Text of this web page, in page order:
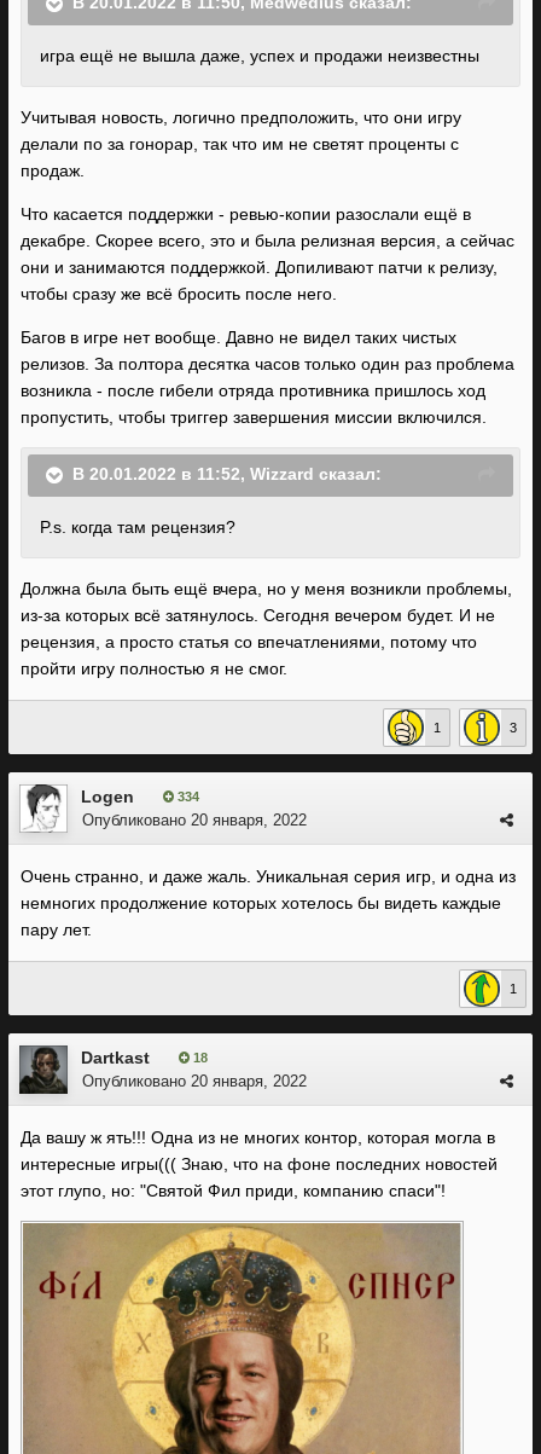
игра ещё не вышла даже, успех и продажи неизвестны
Учитывая новость, логично предположить, что они игру
делали по за гонорар, так что им не светят проценты с
продаж.
Что касается поддержки - ревью-копии разослали ещё в
декабре. Скорее всего, это и была релизная версия, а сейчас
они и занимаются поддержкой. Допиливают патчи к релизу,
чтобы сразу же всё бросить после него.
Багов в игре нет вообще. Давно не видел таких чистых
релизов. За полтора десятка часов только один раз проблема
возникла - после гибели отряда противника пришлось ход
пропустить, чтобы триггер завершения миссии включился.
В 20.01.2022 в 11:52, Wizzard сказал:
P.s. когда там рецензия?
Должна была быть ещё вчера, но у меня возникли проблемы,
из-за которых всё затянулось. Сегодня вечером будет. И не
рецензия, а просто статья со впечатлениями, потому что
пройти игру полностью я не смог.
1 3
Logen 334
Опубликовано 20 января, 2022
Очень странно, и даже жаль. Уникальная серия игр, и одна из
немногих продолжение которых хотелось бы видеть каждые
пару лет.
1
Dartkast 18
Опубликовано 20 января, 2022
Да вашу ж ять!!! Одна из не многих контор, которая могла в
интересные игры((( Знаю, что на фоне последних новостей
этот глупо, но: "Святой Фил приди, компанию спаси"!